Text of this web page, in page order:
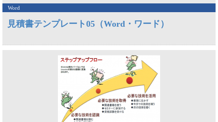
Word
見積書テンプレート05（Word・ワード）